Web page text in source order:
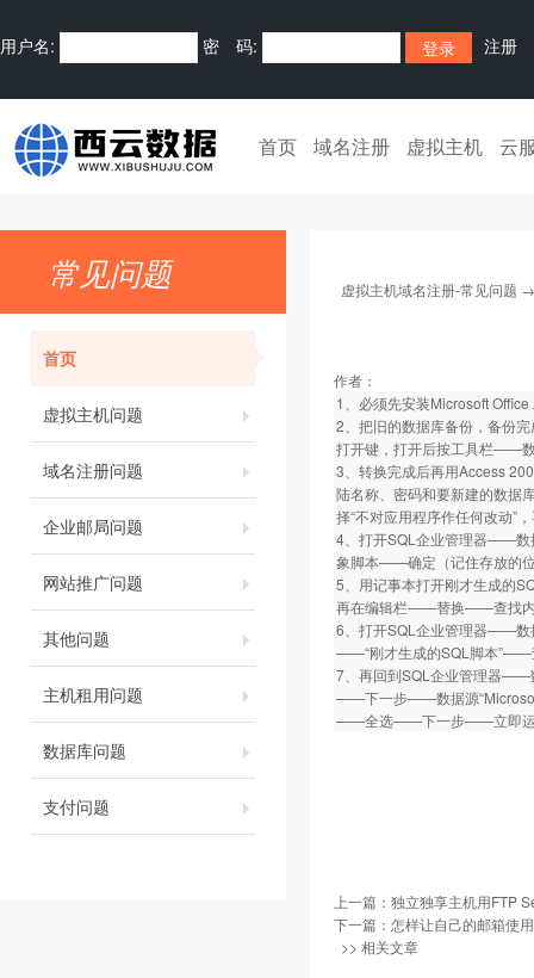
用户名: 密 码: 注册
首页 域名注册 虚拟主机 云
常见问题
首页
虚拟主机问题
域名注册问题
企业邮局问题
网站推广问题
其他问题
主机租用问题
数据库问题
支付问题
虚拟主机域名注册-常见问题
作者：
1、必须先安装Microsoft
2、把旧的数据库备份，备份
打开键，打开后按工具栏——
3、转换完成后再用Access
陆名称、密码和要新建的数据
择“不对应用程序作任何改动”
4、打开SQL企业管理器——
象脚本——确定（记住存放的
5、用记事本打开刚才生成的
再在编辑栏——替换——查找内
6、打开SQL企业管理器——
——“刚才生成的SQL脚本
7、再回到SQL企业管理器
——下一步——数据源
——全选——下一步——立即
上一篇： 独立独享主机用FTP
下一篇： 怎样让自己的邮箱使
>> 相关文章